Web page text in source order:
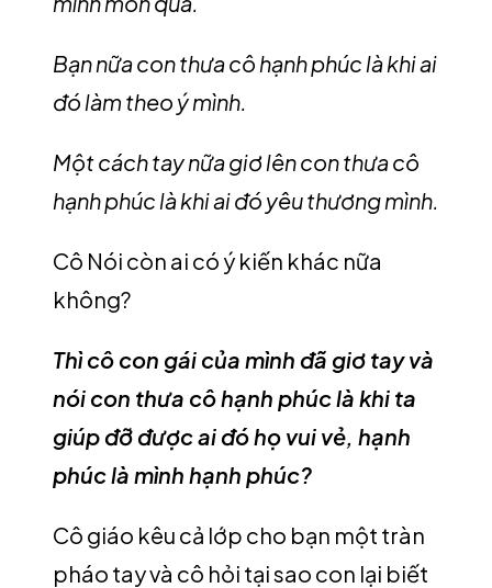
Bạn nữa con thưa cô hạnh phúc là khi ai
đó làm theo ý mình.
Một cách tay nữa giơ lên con thưa cô
hạnh phúc là khi ai đó yêu thương mình.
Cô Nói còn ai có ý kiến khác nữa
không?
Thì cô con gái của mình đã giơ tay và
nói con thưa cô hạnh phúc là khi ta
giúp đỡ được ai đó họ vui vẻ, hạnh
phúc là mình hạnh phúc?
Cô giáo kêu cả lớp cho bạn một tràn
pháo tay và cô hỏi tại sao con lại biết